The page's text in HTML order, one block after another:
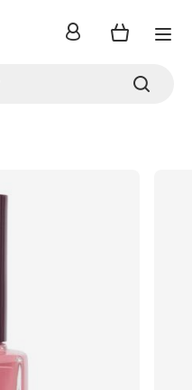
inloggen